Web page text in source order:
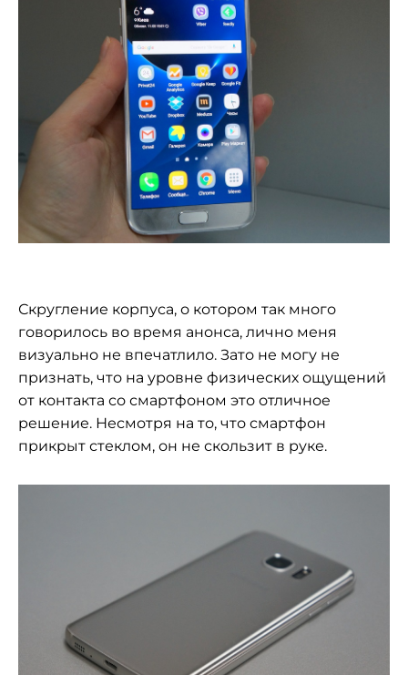
Скругление корпуса, о котором так много
говорилось во время анонса, лично меня
визуально не впечатлило. Зато не могу не
признать, что на уровне физических ощущений
от контакта со смартфоном это отличное
решение. Несмотря на то, что смартфон
прикрыт стеклом, он не скользит в руке.